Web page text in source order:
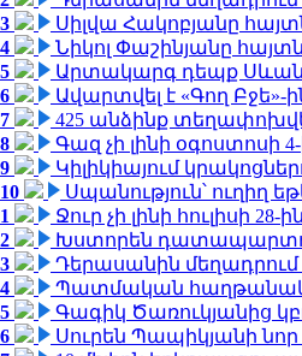
3
Սիլվա Հակոբյանը
4
Նիկոլ Փաշինյանը
5
Արտակարգ դեպք
6
Ավարտվել է «Գող Բջե»-
7
425 անձինք
8
Գազ չի լինի օգոստոսի
9
Կիլիկիայում
10
Սպանություն՝ ուղիղ
1
Ջուր չի լինի հուլիսի 28-
2
Խստորեն դատապարտում
3
Դերասանին մեղադրում
4
Պատմական
5
Գագիկ Ծառուկյանից
6
Սուրեն Պապիկյանի